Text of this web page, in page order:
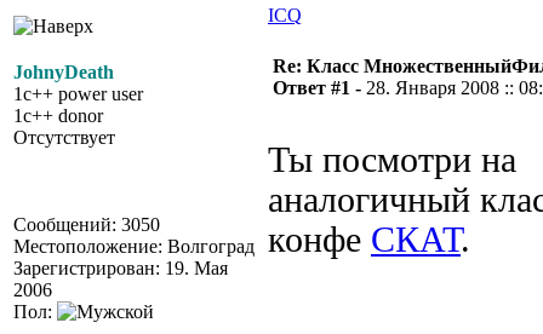
ICQ
JohnyDeath
1c++ power user
1c++ donor
Отсутствует
Сообщений: 3050
Местоположение: Волгоград
Зарегистрирован: 19. Мая
2006
Пол:
Re: Класс
Ответ #1 - 28. Января 2008 ::
Ты посмотри на
аналогичный
конфе СКАТ.